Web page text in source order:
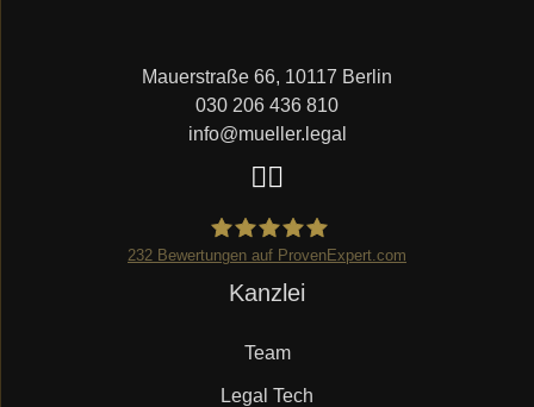
Mauerstraße 66, 10117 Berlin
030 206 436 810
info@mueller.legal
Mueller.legal
232 Bewertungen auf ProvenExpert.com
Kanzlei
Team
Legal Tech